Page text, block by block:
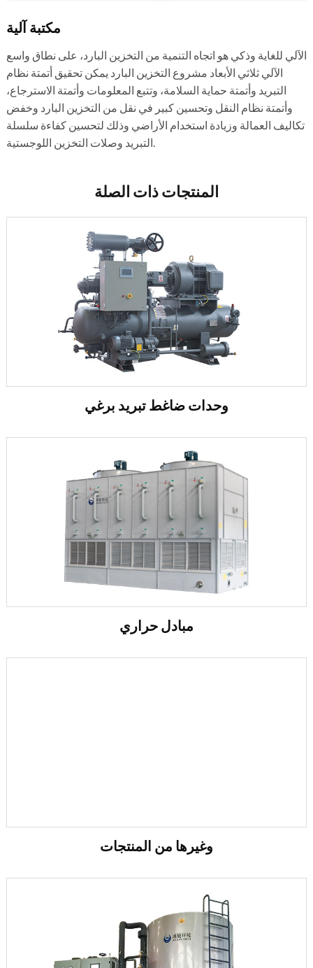
مكتبة آلية
الآلي للغاية وذكي هو اتجاه التنمية من التخزين البارد، على نطاق واسع
الآلي ثلاثي الأبعاد مشروع التخزين البارد يمكن تحقيق أتمتة نظام
التبريد وأتمتة حماية السلامة، وتتبع المعلومات وأتمتة الاسترجاع،
وأتمتة نظام النقل وتحسين كبير في نقل من التخزين البارد وخفض
تكاليف العمالة وزيادة استخدام الأراضي وذلك لتحسين كفاءة سلسلة
التبريد وصلات التخزين اللوجستية.
المنتجات ذات الصلة
وحدات ضاغط تبريد برغي
مبادل حراري
وغيرها من المنتجات